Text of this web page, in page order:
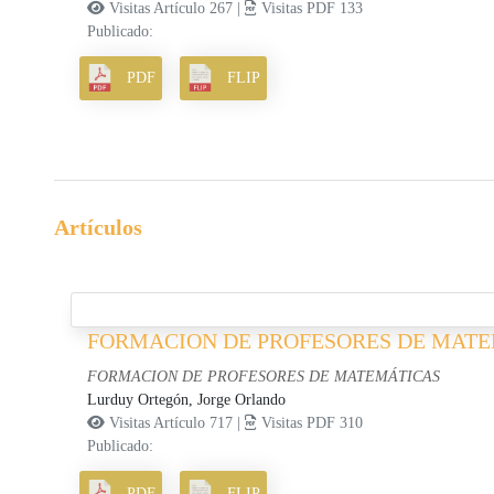
Visitas Artículo 267 |
Visitas PDF 133
Publicado:
PDF FLIP
Artículos
FORMACION DE PROFESORES DE
FORMACION DE PROFESORES DE MATEMÁTICAS
Lurduy Ortegón, Jorge Orlando
Visitas Artículo 717 |
Visitas PDF 310
Publicado: